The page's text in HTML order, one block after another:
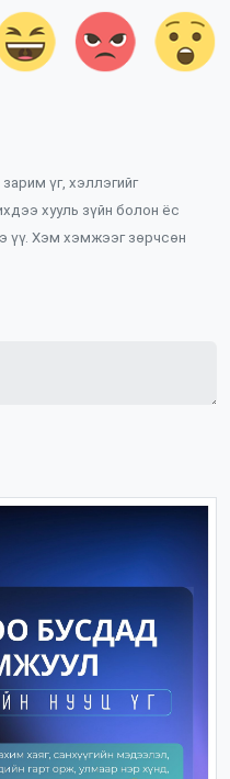
үг, хэллэгийг
хууль зүйн болон ёс
үү. Хэм хэмжээг зөрчсөн